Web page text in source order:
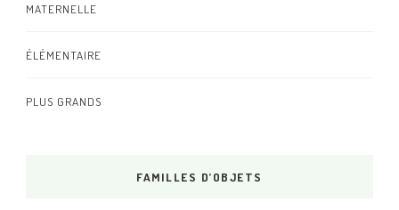
MATERNELLE
ÉLÉMENTAIRE
PLUS GRANDS
FAMILLES D’OBJETS